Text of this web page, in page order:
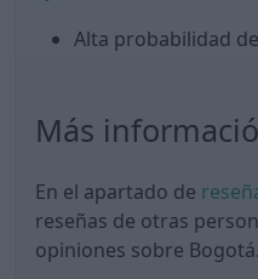
Alta probabilidad
Más
En el apartado de
reseñas de otras
opiniones sobre Bogotá.